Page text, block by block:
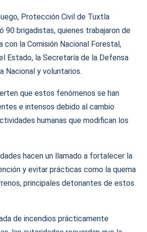
Protección Civil de Tuxtla
90 brigadistas, quienes trabajaron de
con la Comisión Nacional Forestal,
Estado, la Secretaría de la Defensa
Nacional y voluntarios.
que estos fenómenos se han
e intensos debido al cambio
humanas que modifican los
hacen un llamado a fortalecer la
y evitar prácticas como la quema
principales detonantes de estos
de incendios prácticamente